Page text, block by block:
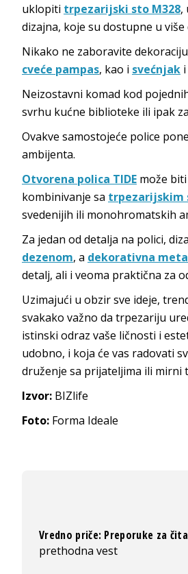
uklopiti trpezarijski sto M328,
dizajna, koje su dostupne u
Nikako ne zaboravite
cveće pampas, kao i svećnjak i
Neizostavni komad kod
svrhu kućne biblioteke ili ipak
Ovakve samostojeće police
ambijenta.
Otvorena polica TIDE može
kombinivanje sa trpezarijskim
svedenijih ili monohromatskih
Za jedan od detalja na polici,
dezenom, a dekorativna
detalj, ali i veoma praktična za
Uzimajući u obzir sve ideje,
svakako važno da trpezariju
istinski odraz vaše ličnosti i
udobno, i koja će vas radovati
druženje sa prijateljima ili mirni
Izvor: BIZlife
Foto: Forma Ideale
Vredno priče: Preporuke za
prethodna vest